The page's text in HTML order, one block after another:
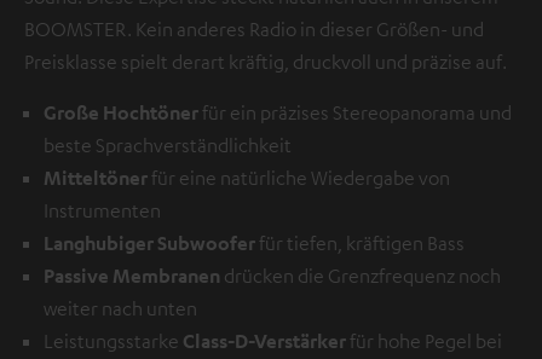
BOOMSTER. Kein anderes Radio in dieser Größen- und
Preisklasse spielt derart kräftig, druckvoll und präzise auf.
Große Hochtönerfür ein präzises Stereopanorama und
beste Sprachverständlichkeit
Mitteltönerfür eine natürliche Wiedergabe von
Instrumenten
Langhubiger Subwooferfür tiefen, kräftigen Bass
Passive Membranen drücken die Grenzfrequenz noch
weiter nach unten
Leistungsstarke Class-D-Verstärkerfür hohe Pegel bei